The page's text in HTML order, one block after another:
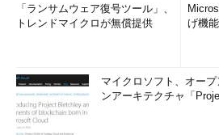
「ランサムウェア復号ツール」、
トレンドマイクロが無償提供
げ機
マイクロソフト、オー
ンアーキテクチャ「